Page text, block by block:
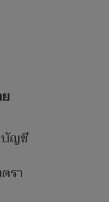
บัญชี
รา